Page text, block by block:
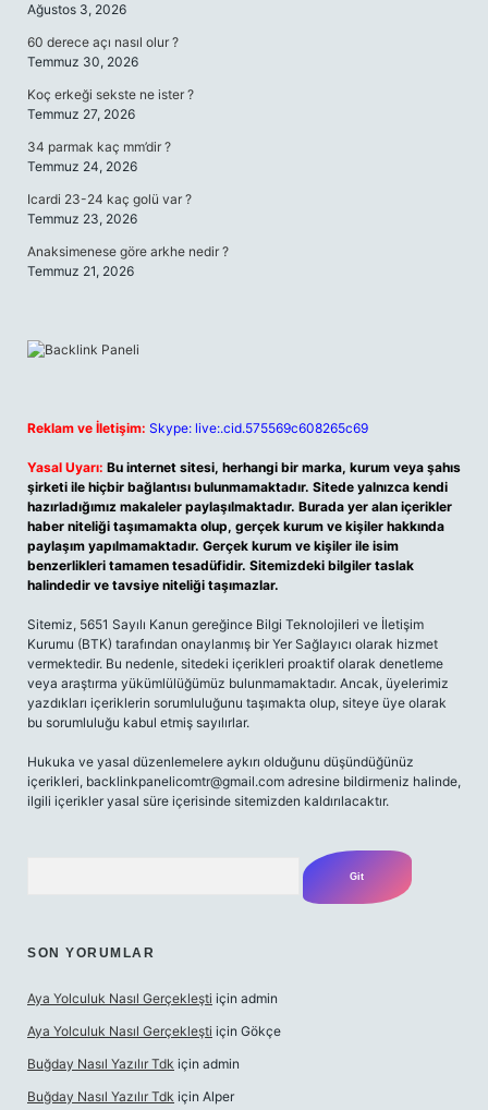
Ağustos 3, 2026
60 derece açı nasıl olur ?
Temmuz 30, 2026
Koç erkeği sekste ne ister ?
Temmuz 27, 2026
34 parmak kaç mm’dir ?
Temmuz 24, 2026
Icardi 23-24 kaç golü var ?
Temmuz 23, 2026
Anaksimenese göre arkhe nedir ?
Temmuz 21, 2026
Reklam ve İletişim: Skype: live:.cid.575569c608265c69
Yasal Uyarı: Bu internet sitesi, herhangi bir marka, kurum veya şahıs
şirketi ile hiçbir bağlantısı bulunmamaktadır. Sitede yalnızca kendi
hazırladığımız makaleler paylaşılmaktadır. Burada yer alan içerikler
haber niteliği taşımamakta olup, gerçek kurum ve kişiler hakkında
paylaşım yapılmamaktadır. Gerçek kurum ve kişiler ile isim
benzerlikleri tamamen tesadüfidir. Sitemizdeki bilgiler taslak
halindedir ve tavsiye niteliği taşımazlar.
Sitemiz, 5651 Sayılı Kanun gereğince Bilgi Teknolojileri ve İletişim
Kurumu (BTK) tarafından onaylanmış bir Yer Sağlayıcı olarak hizmet
vermektedir. Bu nedenle, sitedeki içerikleri proaktif olarak denetleme
veya araştırma yükümlülüğümüz bulunmamaktadır. Ancak, üyelerimiz
yazdıkları içeriklerin sorumluluğunu taşımakta olup, siteye üye olarak
bu sorumluluğu kabul etmiş sayılırlar.
Hukuka ve yasal düzenlemelere aykırı olduğunu düşündüğünüz
içerikleri, backlinkpanelicomtr@gmail.com adresine bildirmeniz halinde,
ilgili içerikler yasal süre içerisinde sitemizden kaldırılacaktır.
SON YORUMLAR
Aya Yolculuk Nasıl Gerçekleşti için admin
Aya Yolculuk Nasıl Gerçekleşti için Gökçe
Buğday Nasıl Yazılır Tdk için admin
Buğday Nasıl Yazılır Tdk için Alper